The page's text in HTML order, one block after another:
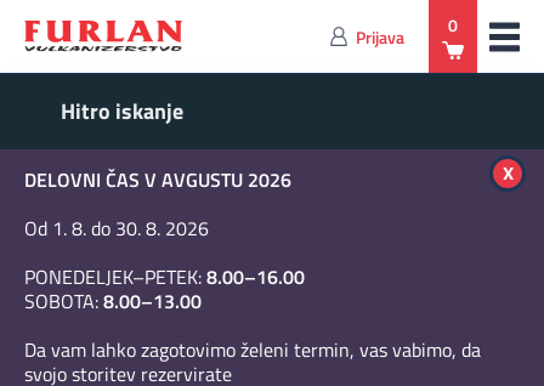
Prijava 0
DELOVNI ČAS V AVGUSTU 2026
Od 1. 8. do 30. 8. 2026
PONEDELJEK–PETEK:8.00–16.00
SOBOTA:8.00–13.00
Da vam lahko zagotovimo želeni termin, vas vabimo, da
svojo storitev rezervirate
x